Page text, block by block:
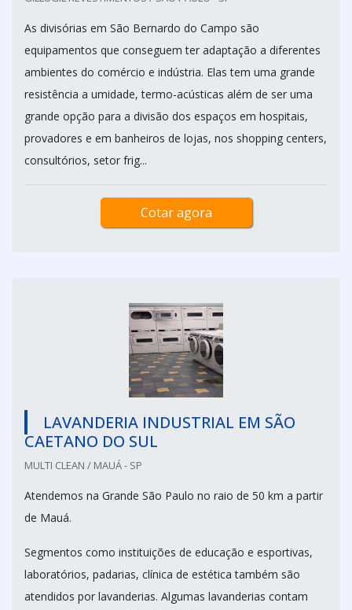
As divisórias em São Bernardo do Campo são
equipamentos que conseguem ter adaptação a diferentes
ambientes do comércio e indústria. Elas tem uma grande
resistência a umidade, termo-acústicas além de ser uma
grande opção para a divisão dos espaços em hospitais,
provadores e em banheiros de lojas, nos shopping centers,
consultórios, setor frig...
Cotar agora
LAVANDERIA INDUSTRIAL EM SÃO
CAETANO DO SUL
MULTI CLEAN / MAUÁ - SP
Atendemos na Grande São Paulo no raio de 50 km a partir
de Mauá.
Segmentos como instituições de educação e esportivas,
laboratórios, padarias, clínica de estética também são
atendidos por lavanderias. Algumas lavanderias contam